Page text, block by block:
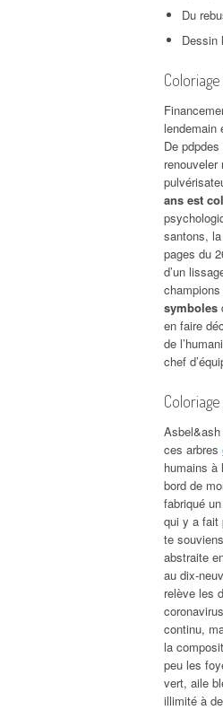
Du
Dessin
lendemain
De
ans est
santons,
pages du
d’un
symboles
en faire
de
chef
ces arbres
humains à
bord de
fabriqué
qui y a fait
te
abstraite
au dix-
relève les
continu,
la
peu les
vert, aile
illimité à